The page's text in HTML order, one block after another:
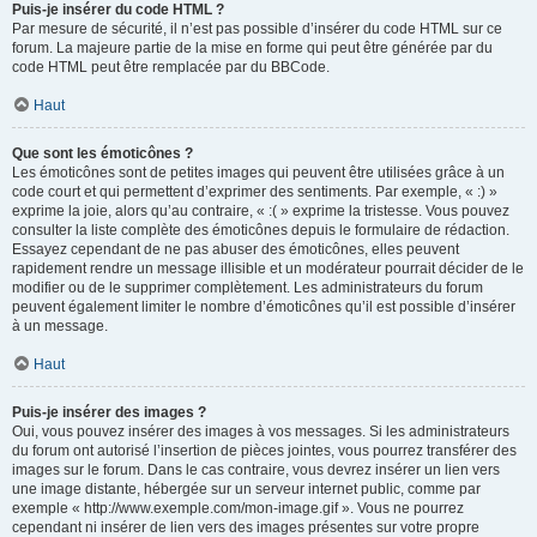
Puis-je insérer du code HTML ?
Par mesure de sécurité, il n’est pas possible d’insérer du code HTML sur ce
forum. La majeure partie de la mise en forme qui peut être générée par du
code HTML peut être remplacée par du BBCode.
Haut
Que sont les émoticônes ?
Les émoticônes sont de petites images qui peuvent être utilisées grâce à un
code court et qui permettent d’exprimer des sentiments. Par exemple, « :) »
exprime la joie, alors qu’au contraire, « :( » exprime la tristesse. Vous pouvez
consulter la liste complète des émoticônes depuis le formulaire de rédaction.
Essayez cependant de ne pas abuser des émoticônes, elles peuvent
rapidement rendre un message illisible et un modérateur pourrait décider de le
modifier ou de le supprimer complètement. Les administrateurs du forum
peuvent également limiter le nombre d’émoticônes qu’il est possible d’insérer
à un message.
Haut
Puis-je insérer des images ?
Oui, vous pouvez insérer des images à vos messages. Si les administrateurs
du forum ont autorisé l’insertion de pièces jointes, vous pourrez transférer des
images sur le forum. Dans le cas contraire, vous devrez insérer un lien vers
une image distante, hébergée sur un serveur internet public, comme par
exemple « http://www.exemple.com/mon-image.gif ». Vous ne pourrez
cependant ni insérer de lien vers des images présentes sur votre propre